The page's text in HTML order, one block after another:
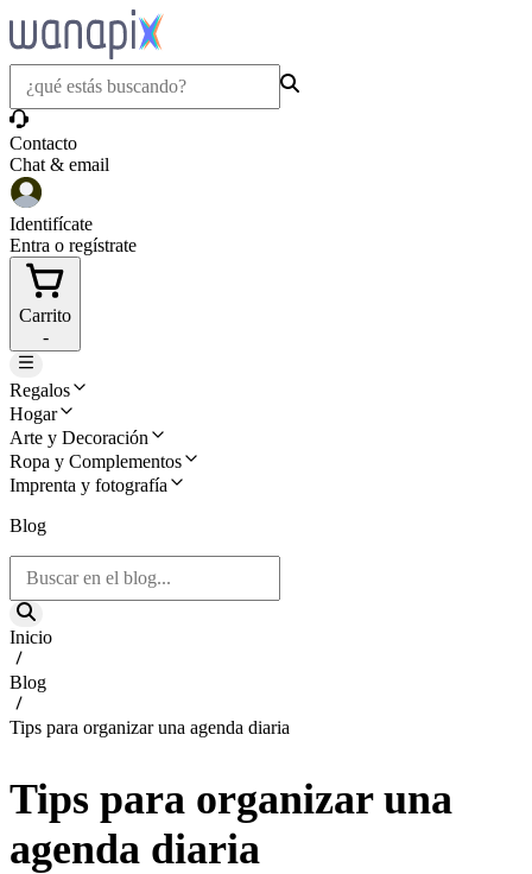
Contacto
Chat & email
Identifícate
Entra o regístrate
Carrito
-
Regalos
Hogar
Arte y Decoración
Ropa y Complementos
Imprenta y fotografía
Blog
Inicio
Blog
Tips para organizar una agenda diaria
Tips para organizar una
agenda diaria